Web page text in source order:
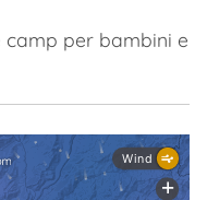
camp per bambini e